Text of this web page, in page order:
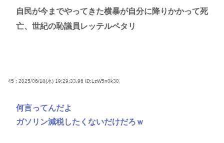
自民が今までやってきた横暴が自分に降りかかって死
亡、世紀の恥議員レッテルペタリ
45 : 2025/06/18(水) 19:29:33.96 ID:LzW5n0k30
何言ってんだよ
ガソリン減税したくないだけだろｗ